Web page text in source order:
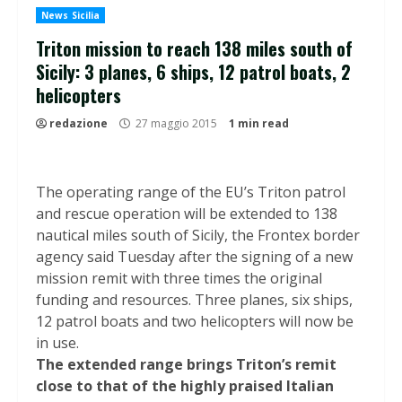
News Sicilia
Triton mission to reach 138 miles south of
Sicily: 3 planes, 6 ships, 12 patrol boats, 2
helicopters
redazione 27 maggio 2015 1 min read
The operating range of the EU’s Triton patrol
and rescue operation will be extended to 138
nautical miles south of Sicily, the Frontex border
agency said Tuesday after the signing of a new
mission remit with three times the original
funding and resources. Three planes, six ships,
12 patrol boats and two helicopters will now be
in use.
The extended range brings Triton’s remit
close to that of the highly praised Italian